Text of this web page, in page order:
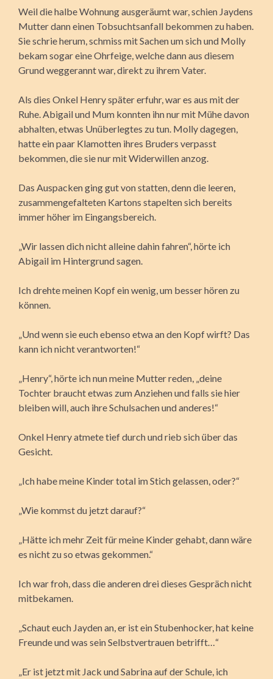
Weil die halbe Wohnung ausgeräumt war, schien Jaydens
Mutter dann einen Tobsuchtsanfall bekommen zu haben.
Sie schrie herum, schmiss mit Sachen um sich und Molly
bekam sogar eine Ohrfeige, welche dann aus diesem
Grund weggerannt war, direkt zu ihrem Vater.
Als dies Onkel Henry später erfuhr, war es aus mit der
Ruhe. Abigail und Mum konnten ihn nur mit Mühe davon
abhalten, etwas Unüberlegtes zu tun. Molly dagegen,
hatte ein paar Klamotten ihres Bruders verpasst
bekommen, die sie nur mit Widerwillen anzog.
Das Auspacken ging gut von statten, denn die leeren,
zusammengefalteten Kartons stapelten sich bereits
immer höher im Eingangsbereich.
„Wir lassen dich nicht alleine dahin fahren“, hörte ich
Abigail im Hintergrund sagen.
Ich drehte meinen Kopf ein wenig, um besser hören zu
können.
„Und wenn sie euch ebenso etwa an den Kopf wirft? Das
kann ich nicht verantworten!“
„Henry“, hörte ich nun meine Mutter reden, „deine
Tochter braucht etwas zum Anziehen und falls sie hier
bleiben will, auch ihre Schulsachen und anderes!“
Onkel Henry atmete tief durch und rieb sich über das
Gesicht.
„Ich habe meine Kinder total im Stich gelassen, oder?“
„Wie kommst du jetzt darauf?“
„Hätte ich mehr Zeit für meine Kinder gehabt, dann wäre
es nicht zu so etwas gekommen.“
Ich war froh, dass die anderen drei dieses Gespräch nicht
mitbekamen.
„Schaut euch Jayden an, er ist ein Stubenhocker, hat keine
Freunde und was sein Selbstvertrauen betrifft…“
„Er ist jetzt mit Jack und Sabrina auf der Schule, ich